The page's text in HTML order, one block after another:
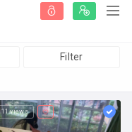
Filter
11 views